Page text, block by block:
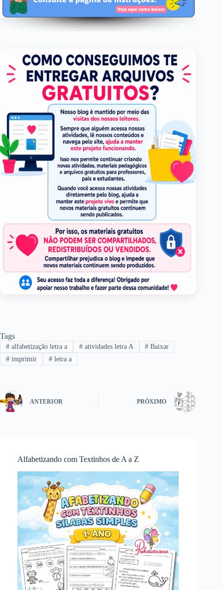
Tags
#alfabetização letra a #atividades letra A # Baixar
#imprimir #letra a
ANTERIOR PRÓXIMO
Alfabetizando com Textinhos de A a Z